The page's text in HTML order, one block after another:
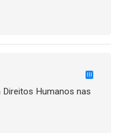
III
Humanos nas